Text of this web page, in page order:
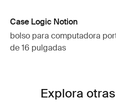
Case Logic Notion
bolso para computadora
de 16 pulgadas
Explora